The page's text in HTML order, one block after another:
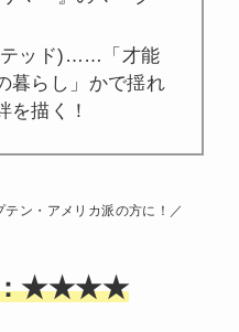
テッド)……「才能
暮らし」かで揺れ
を描く！
テン・アメリカ派の方に ！／
：★★★★